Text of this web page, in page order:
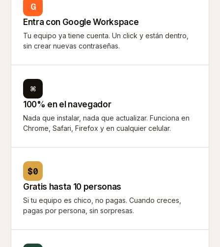
G
Entra con Google Workspace
Tu equipo ya tiene cuenta. Un click y están dentro,
sin crear nuevas contraseñas.
⌘
100% en el navegador
Nada que instalar, nada que actualizar. Funciona en
Chrome, Safari, Firefox y en cualquier celular.
$0
Gratis hasta 10 personas
Si tu equipo es chico, no pagas. Cuando creces,
pagas por persona, sin sorpresas.